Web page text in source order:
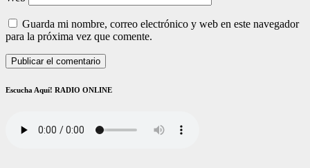
Guarda mi nombre, correo electrónico y web en este navegador
para la próxima vez que comente.
Escucha Aquí! RADIO ONLINE